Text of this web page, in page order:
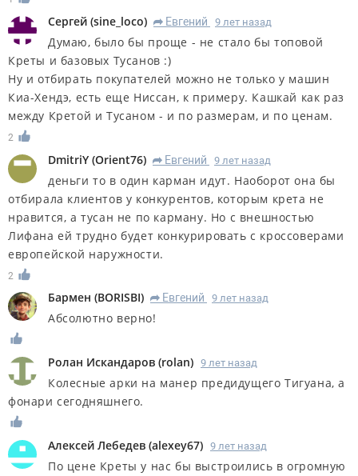
Сергей (sine_loco) R Евгений 9 лет назад
Думаю, было бы проще - не стало бы топовой
Креты и базовых Тусанов :)
Ну и отбирать покупателей можно не только у машин
Киа-Хендэ, есть еще Ниссан, к примеру. Кашкай как раз
между Кретой и Тусаном - и по размерам, и по ценам.
2
DmitriY (Orient76) R Евгений 9 лет назад
деньги то в один карман идут. Наоборот она бы
отбирала клиентов у конкурентов, которым крета не
нравится, а тусан не по карману. Но с внешностью
Лифана ей трудно будет конкурировать с кроссоверами
европейской наружности.
2
Бармен (BORISBI) R Евгений 9 лет назад
Абсолютно верно!
Ролан Искандаров (rolan) 9 лет назад
Колесные арки на манер предидущего Тигуана, а
фонари сегодняшнего.
Алексей Лебедев (alexey67) 9 лет назад
По цене Креты у нас бы выстроились в огромную